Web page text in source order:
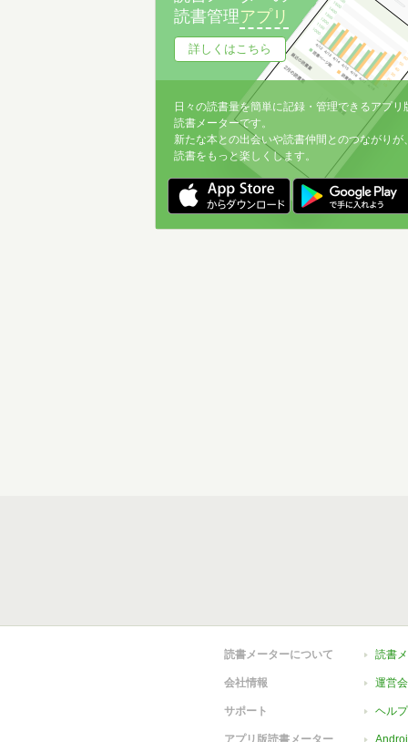
読書管理アプリ
詳しくはこちら
日々の読書量を簡単に記録・管理できるアプリ
読書メーターです。
新たな本との出会いや読書仲間とのつながりが
読書をもっと楽しくします。
読書メーターについて 読書
会社情報 運営
サポート ヘルプ